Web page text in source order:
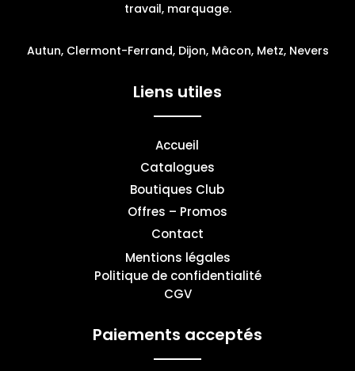
travail, marquage.
Autun, Clermont-Ferrand, Dijon, Mâcon, Metz, Nevers
Liens utiles
Accueil
Catalogues
Boutiques Club
Offres – Promos
Contact
Mentions légales
Politique de confidentialité
CGV
Paiements acceptés